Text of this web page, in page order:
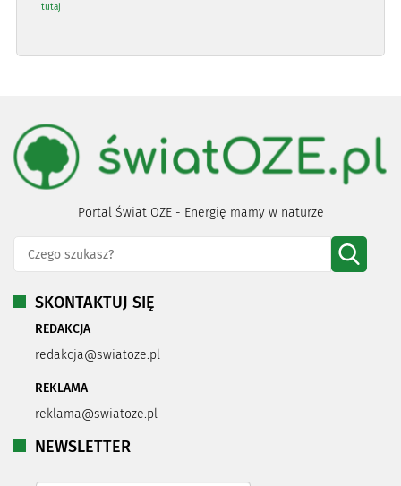
tutaj
Portal Świat OZE - Energię mamy w naturze
SKONTAKTUJ SIĘ
REDAKCJA
redakcja@swiatoze.pl
REKLAMA
reklama@swiatoze.pl
NEWSLETTER